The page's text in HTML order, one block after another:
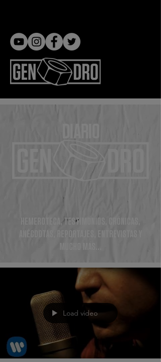
DIARIO
HEMEROTECA, TESTIMONIOS, CRÓNICAS,
ANÉCDOTAS, REPORTAJES, ENTREVISTAS Y
Load video